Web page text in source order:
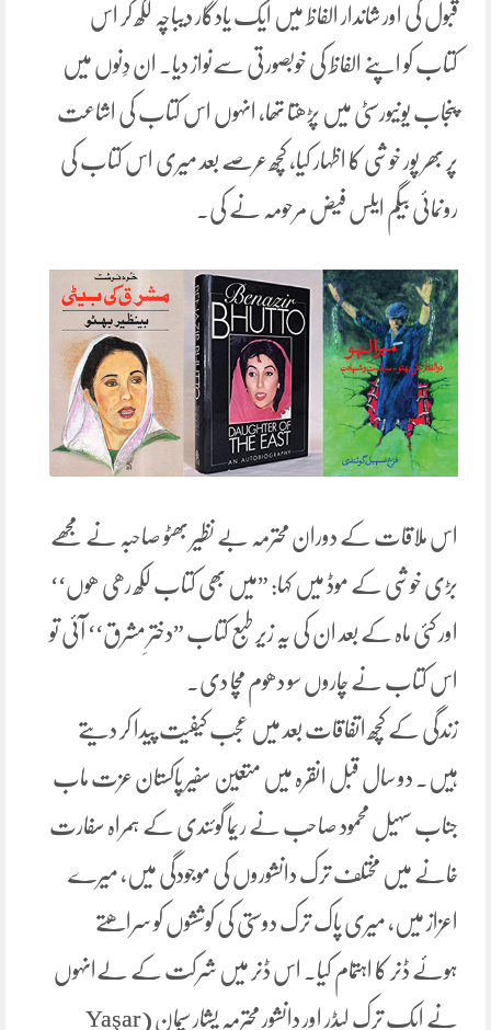
قبول کی اور شاندار الفاظ میں ایک یادگار دیباچہ لکھ کر اس
کتاب کو اپنے الفاظ کی خوبصورتی سےنواز دیا۔ ان دِنوں میں
پنجاب یونیورسٹی میں پڑھتا تھا، انہوں اس کتاب کی اشاعت
پر بھر پور خوشی کا اظہار کیا، کچھ عرصے بعد میری اس کتاب کی
رونمائی بیگم ایلس فیض مرحومہ نے کی۔
اس ملاقات کے دوران محترمہ بے نظیر بھٹو صاحبہ نے مجھے
بڑی خوشی کے موڈ میں کہا: ”میں بھی کتاب لکھ رھی ھوں‘‘
اور کئی ماہ کے بعد ان کی یہ زیر طبع کتاب ”دخترِ مشرق‘‘ آئی تو
اس کتاب نے چاروں سو دھوم مچا دی۔
زندگی کے کچھ اتفاقات بعد میں عجب کیفیت پیدا کر دیتے
ہیں۔ دو سال قبل انقرہ میں متعین سفیر پاکستان عزت ماب
جناب سہیل محمود صاحب نے ریما گوئندی کے ہمراہ سفارت
خانے میں مختلف ترک دانشوروں کی موجودگی میں، میرے
اعزاز میں، میری پاک ترک دوستی کی کوششوں کو سراھتے
ہوئے ڈنر کا اہتمام کیا. اس ڈنر میں شرکت کے لےانہوں
نے ایک ترک لیڈر اور دانشور محترمہ یشار سیمان (Yaşar